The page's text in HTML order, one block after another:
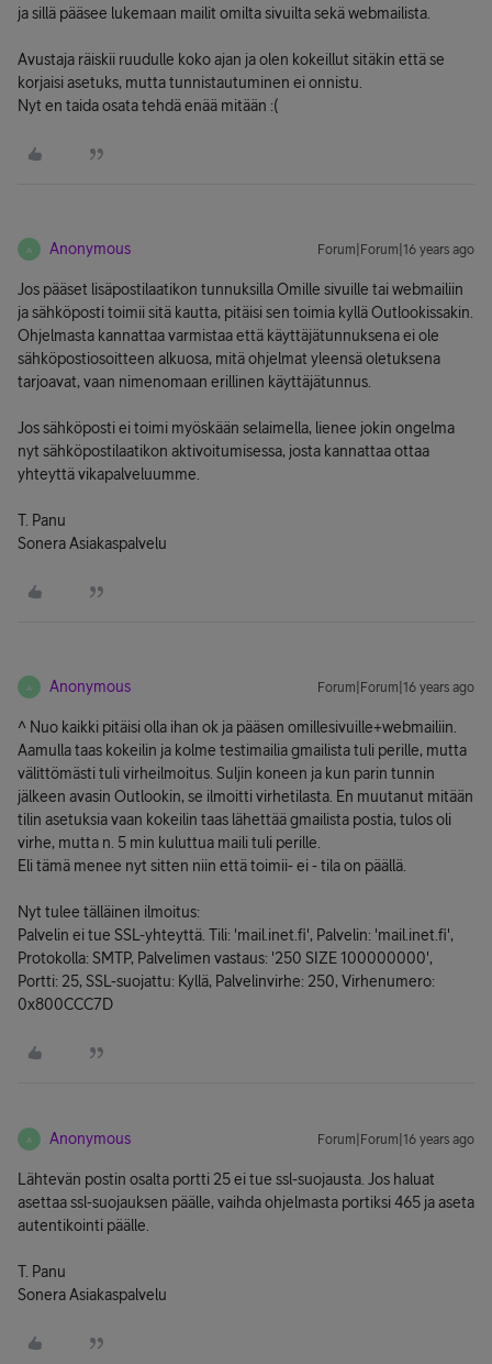
ja sillä pääsee lukemaan mailit omilta sivuilta sekä webmailista.
Avustaja räiskii ruudulle koko ajan ja olen kokeillut sitäkin että se
korjaisi asetuks, mutta tunnistautuminen ei onnistu.
Nyt en taida osata tehdä enää mitään :(
A Anonymous Forum|Forum|16 years ago
Jos pääset lisäpostilaatikon tunnuksilla Omille sivuille tai webmailiin
ja sähköposti toimii sitä kautta, pitäisi sen toimia kyllä Outlookissakin.
Ohjelmasta kannattaa varmistaa että käyttäjätunnuksena ei ole
sähköpostiosoitteen alkuosa, mitä ohjelmat yleensä oletuksena
tarjoavat, vaan nimenomaan erillinen käyttäjätunnus.
Jos sähköposti ei toimi myöskään selaimella, lienee jokin ongelma
nyt sähköpostilaatikon aktivoitumisessa, josta kannattaa ottaa
yhteyttä vikapalveluumme.
T. Panu
Sonera Asiakaspalvelu
A Anonymous Forum|Forum|16 years ago
^ Nuo kaikki pitäisi olla ihan ok ja pääsen omillesivuille+webmailiin.
Aamulla taas kokeilin ja kolme testimailia gmailista tuli perille, mutta
välittömästi tuli virheilmoitus. Suljin koneen ja kun parin tunnin
jälkeen avasin Outlookin, se ilmoitti virhetilasta. En muutanut mitään
tilin asetuksia vaan kokeilin taas lähettää gmailista postia, tulos oli
virhe, mutta n. 5 min kuluttua maili tuli perille.
Eli tämä menee nyt sitten niin että toimii- ei - tila on päällä.
Nyt tulee tälläinen ilmoitus:
Palvelin ei tue SSL-yhteyttä. Tili: 'mail.inet.fi', Palvelin: 'mail.inet.fi',
Protokolla: SMTP, Palvelimen vastaus: '250 SIZE 100000000',
Portti: 25, SSL-suojattu: Kyllä, Palvelinvirhe: 250, Virhenumero:
0x800CCC7D
A Anonymous Forum|Forum|16 years ago
Lähtevän postin osalta portti 25 ei tue ssl-suojausta. Jos haluat
asettaa ssl-suojauksen päälle, vaihda ohjelmasta portiksi 465 ja aseta
autentikointi päälle.
T. Panu
Sonera Asiakaspalvelu